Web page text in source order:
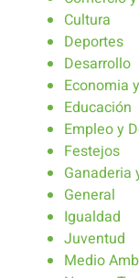
Cultura
Deportes
Desarrollo
Economia
Educación
Empleo y
Festejos
Ganaderia
General
Igualdad
Juventud
Medio